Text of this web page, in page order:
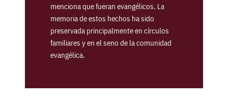
menciona que fueran evangélicos. La
memoria de estos hechos ha sido
preservada principalmente en círculos
familiares y en el seno de la comunidad
evangélica.